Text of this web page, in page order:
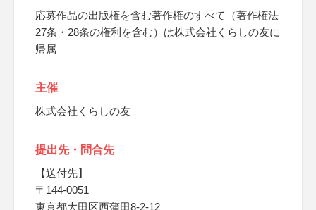
応募作品の出版権を含む著作権のすべて（著作権法
27条・28条の権利を含む）は株式会社くらしの友に
帰属
主催
株式会社くらしの友
提出先・問合先
【送付先】
〒144-0051
東京都大田区西蒲田8-2-12